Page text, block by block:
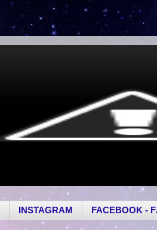
INSTAGRAM FACEBOOK -